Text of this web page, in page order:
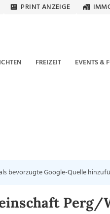
PRINT ANZEIGE
FREIZEIT EVENTS &
bevorzugte Google-Quelle